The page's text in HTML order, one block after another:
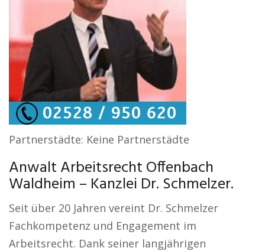
Partnerstädte: Keine Partnerstädte
Anwalt Arbeitsrecht Offenbach
Waldheim – Kanzlei Dr. Schmelzer.
Seit über 20 Jahren vereint Dr. Schmelzer
Fachkompetenz und Engagement im
Arbeitsrecht. Dank seiner langjährigen